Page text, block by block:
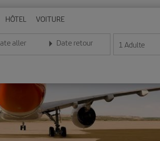
HÔTEL VOITURE
aller
la date au format jour/mois/année
Date retour
Entrez la date au format jour/mois/année
1 Adulte